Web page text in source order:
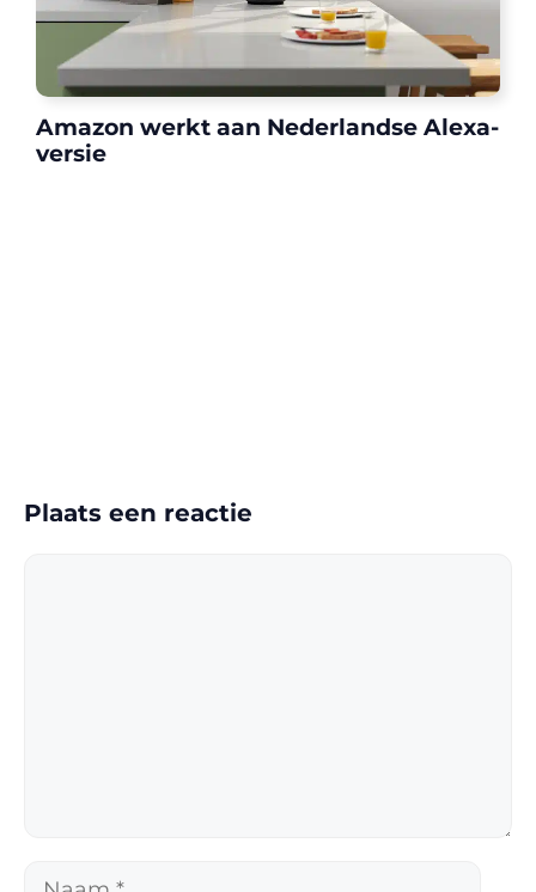
Amazon werkt aan Nederlandse Alexa-
versie
Plaats een reactie
Naam